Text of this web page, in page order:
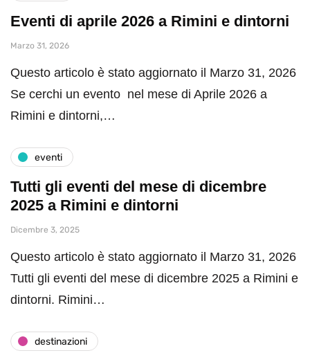
Eventi di aprile 2026 a Rimini e dintorni
Marzo 31, 2026
Questo articolo è stato aggiornato il Marzo 31, 2026
Se cerchi un evento nel mese di Aprile 2026 a
Rimini e dintorni,…
eventi
Tutti gli eventi del mese di dicembre
2025 a Rimini e dintorni
Dicembre 3, 2025
Questo articolo è stato aggiornato il Marzo 31, 2026
Tutti gli eventi del mese di dicembre 2025 a Rimini e
dintorni. Rimini…
destinazioni